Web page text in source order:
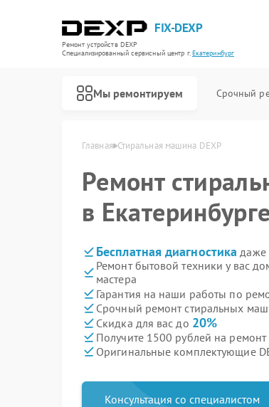
FIX-DEXP
Ремонт устройств DEXP
Специализированный cервисный центр г.Екатеринбург
Мы ремонтируем Срочный
Главная Стиральная машина DEXP
Ремонт
в
Бесплатная диагностика даже
Ремонт бытовой техники у вас
мастера
Гарантия на наши работы по
Срочный ремонт стиральных
Скидка для вас до 20%
Получите 1500 рублей на ремонт
Оригинальные комплектующие
Консультация со специалистом